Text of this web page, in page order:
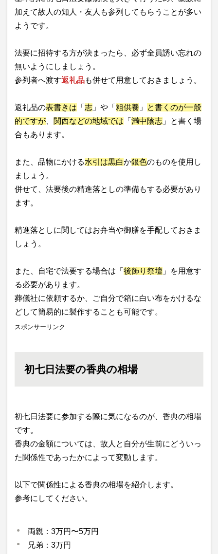
加えて故人の知人・友人も参列してもらうことが多い
ようです。
法要に招待する方が決まったら、必ず全員誘い忘れの
無いようにしましょう。
参列者へ渡す返礼品も併せて用意しておきましょう。
返礼品の表書きは 「 志 」や「 粗供養 」
と書くのが一般
的ですが
関西などの地域では 「 満中陰志 」と書く場
合もあります。
また、品物にかける水引は黒白か銀色のものを使用し
ましょう。
併せて、法要後の精進落としの準備もする必要があり
ます。
精進落としに関してはお弁当や御膳を手配しておきま
しょう。
また、自宅で法要する場合は「 後飾り祭壇 」を用意す
る必要があります。
葬儀社に依頼するか、ご自分で箱に白い布をかけるな
どして簡易的に製作することも可能です。
スポンサーリンク
初七日法要の香典の相場
初七日法要に参加する際に気になるのが、香典の相場
です。
香典の金額については、故人と自分が生前にどういっ
た関係性であったかによって変動します。
以下で関係性による香典の相場を紹介します。
参考にしてください。
両親：3万円〜5万円
兄弟：3万円